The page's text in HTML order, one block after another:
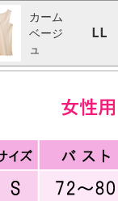
カーム
ベージ
ュ
LL